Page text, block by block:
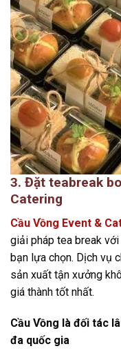
3. Đặt teabreak
Catering
Cầu Vồng Event &
giải pháp tea break
bạn lựa chọn. Dịch vụ
sản xuất tận xưởng
giá thành tốt nhất.
Cầu Vồng là đối tác
đa quốc gia